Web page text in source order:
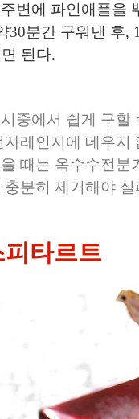
변에 파인애플을
분간 구워낸 후,
된다.
중에서 쉽게 구할
레인지에 데우지
때는 옥수수전분
분히 제거해야
타르트